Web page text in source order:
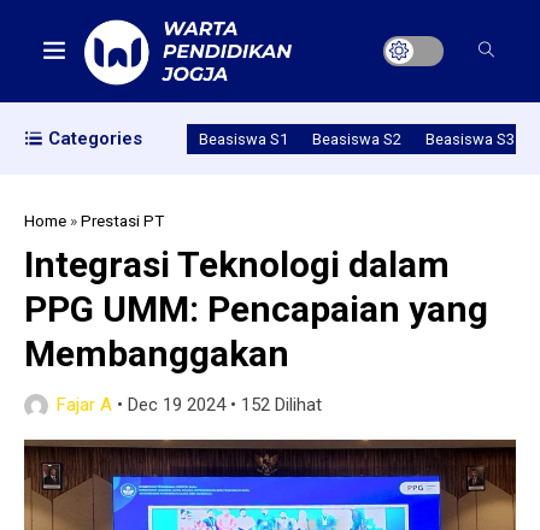
Categories Beasiswa S1 Beasiswa S2 Beasiswa S3
Home »Prestasi PT
Integrasi Teknologi dalam
PPG UMM: Pencapaian yang
Membanggakan
Fajar A • Dec 19 2024• 152 Dilihat